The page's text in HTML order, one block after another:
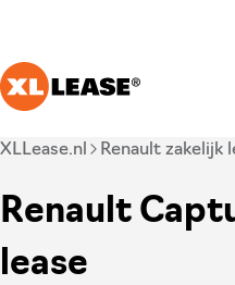
Je bent nu voorbij het
XLLease.nl Renault zakelijk
Renault
lease